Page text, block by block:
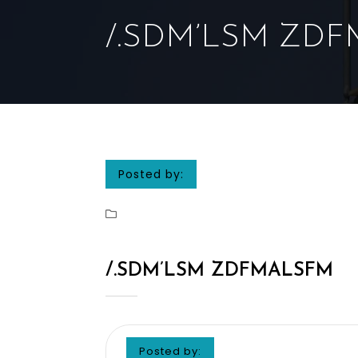
/.SDM’LSM
Posted by:
/.SDM’LSM ZDFMALSFM
Posted by: